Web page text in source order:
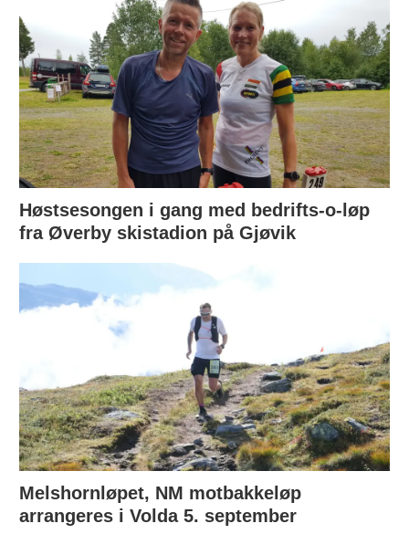
Høstsesongen i gang med bedrifts-o-løp
fra Øverby skistadion på Gjøvik
Melshornløpet, NM motbakkeløp
arrangeres i Volda 5. september